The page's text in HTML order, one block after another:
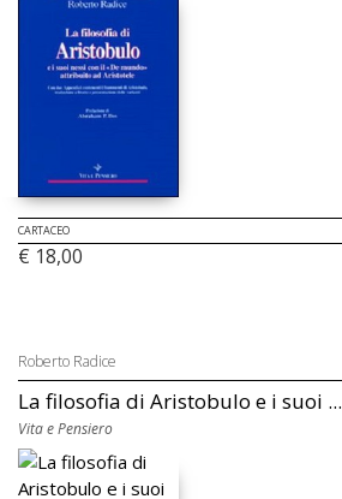
CARTACEO
€ 18,00
Roberto Radice
La filosofia di Aristobulo e i suoi ...
Vita e Pensiero